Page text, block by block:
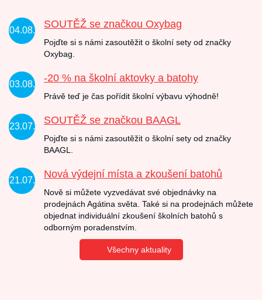
04.08.
SOUTĚŽ se značkou Oxybag
Pojďte si s námi zasoutěžit o školní sety od značky
Oxybag.
03.08.
-20 % na školní aktovky a batohy
Právě teď je čas pořídit školní výbavu výhodně!
23.07.
SOUTĚŽ se značkou BAAGL
Pojďte si s námi zasoutěžit o školní sety od značky
BAAGL.
21.07.
Nová výdejní místa a zkoušení batohů
Nově si můžete vyzvedávat své objednávky na
prodejnách Agátina světa. Také si na prodejnách můžete
objednat individuální zkoušení školních batohů s
odborným poradenstvím.
Všechny aktuality